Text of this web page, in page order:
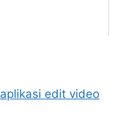
edit video